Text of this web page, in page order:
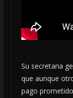
Su secretaria
que aunque
pago